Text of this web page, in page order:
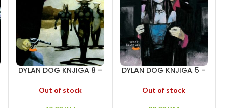
DYLAN DOG KNJIGA 8 –
Tajanstveno ostrvo –
Out of stock
DYLAN DOG KNJIGA 5 –
Između života i smrti –
Out of stock